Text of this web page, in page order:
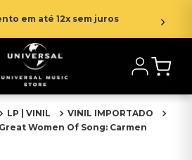
em até 12x sem juros
LP | VINIL
VINIL IMPORTADO
Women Of Song: Carmen